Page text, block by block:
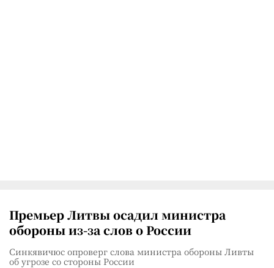
Премьер Литвы осадил министра
обороны из-за слов о России
Синкявичюс опроверг слова министра обороны Ливты
об угрозе со стороны России